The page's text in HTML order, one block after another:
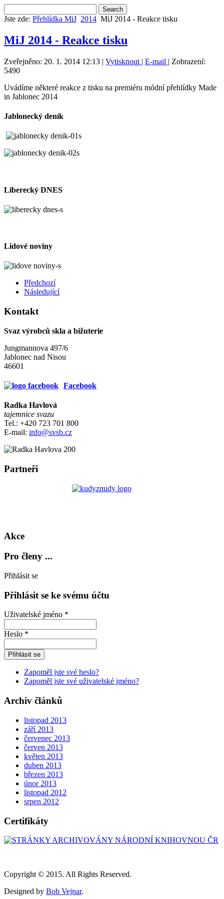
Jste zde: Přehlídka MiJ 2014 MiJ 2014 - Reakce tisku
MiJ 2014 - Reakce tisku
Zveřejněno: 20. 1. 2014 12:13 | Vytisknout | E-mail | Zobrazení:
5490
Uvádíme některé reakce z tisku na premiéru módní přehlídky Made
in Jablonec 2014
Jablonecký deník
Liberecký DNES
Lidové noviny
Předchozí
Následující
Kontakt
Svaz výrobců skla a bižuterie
Jungmannova 497/6
Jablonec nad Nisou
46601
Facebook
Radka Havlová
tajemnice svazu
Tel.: +420 723 701 800
E-mail: info@svsb.cz
Partneři
Akce
Pro členy ...
Přihlásit se
Přihlásit se ke svému účtu
Uživatelské jméno *
Heslo *
Zapoměl jste své heslo?
Zapoměl jste své uživatelské jméno?
Archiv článků
listopad 2013
září 2013
červenec 2013
červen 2013
květen 2013
duben 2013
březen 2013
únor 2013
listopad 2012
srpen 2012
Certifikáty
Copyright © 2015. All Rights Reserved.
Designed by Bob Vejnar.